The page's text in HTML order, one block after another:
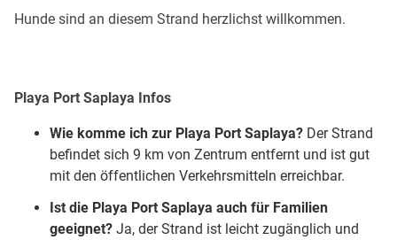
Hunde sind an diesem Strand herzlichst willkommen.
Playa Port Saplaya Infos
Wie komme ich zur Playa Port Saplaya? Der Strand
befindet sich 9 km von Zentrum entfernt und ist gut
mit den öffentlichen Verkehrsmitteln erreichbar.
Ist die Playa Port Saplaya auch für Familien
geeignet? Ja, der Strand ist leicht zugänglich und